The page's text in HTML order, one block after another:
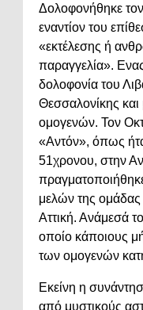
Δολοφονήθηκε
εναντίον του
«εκτέλεσης ή
παραγγελία».
δολοφονία του
Θεσσαλονίκης και
ομογενών. Τον
«Αντόν», όπως
51χρονου, στην
μελών της ομάδας
Αττική. Ανάμεσά
οποίο κάποιους
των ομογενών
Εκείνη η
από μυστικούς